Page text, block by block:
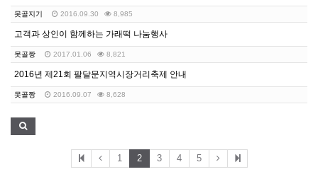
못골지기 2016.09.30 8,985
고객과 상인이 함께하는 가래떡 나눔행사
못골짱 2017.01.06 8,821
2016년 제21회 팔달문지역시장거리축제 안내
못골짱 2016.09.07 8,628
1 2 3 4 5